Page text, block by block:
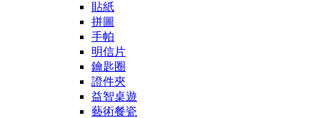
貼紙
拼圖
手帕
明信片
鑰匙圈
證件夾
益智桌遊
藝術餐瓷